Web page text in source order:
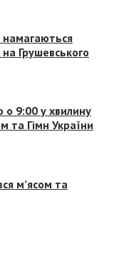
Грушевського
о 9:00 у хвилину
та Гімн України
м’ясом та